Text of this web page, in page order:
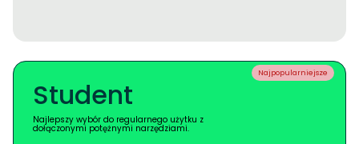
Najpopularniejsze
Student
Najlepszy wybór do regularnego użytku z
dołączonymi potężnymi narzędziami.